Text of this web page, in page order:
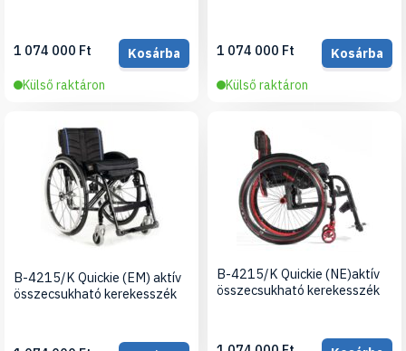
1 074 000 Ft
Kosárba
Külső raktáron
1 074 000 Ft
Kosárba
Külső raktáron
B-4215/K Quickie (EM) aktív
összecsukható kerekesszék
B-4215/K Quickie (NE)aktív
összecsukható kerekesszék